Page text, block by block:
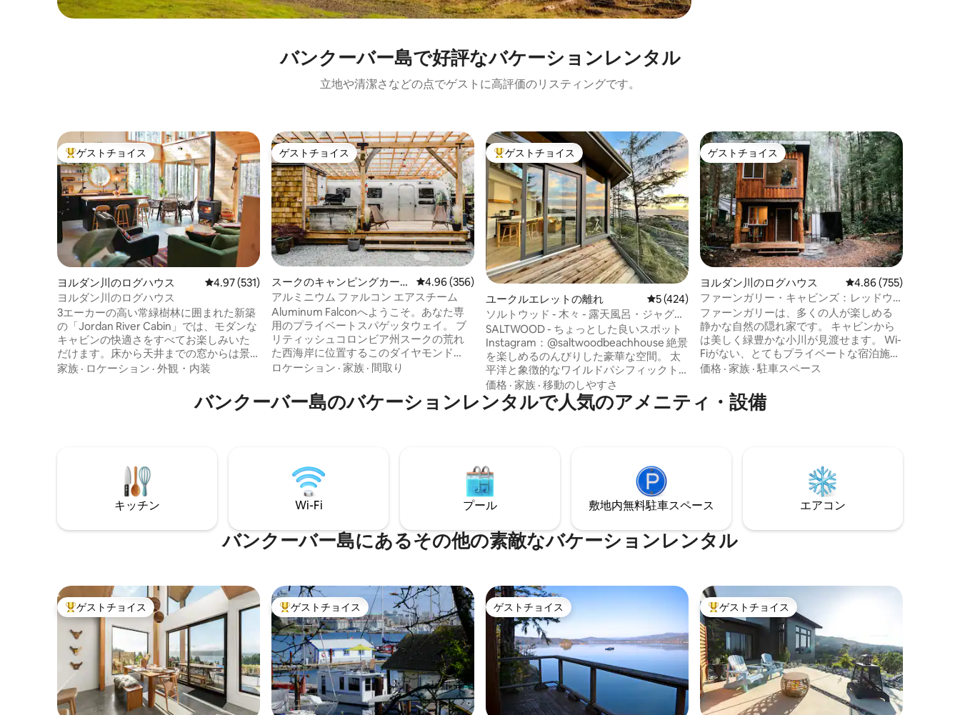
バンクーバー島で好評なバケーションレンタル
立地や清潔さなどの点でゲストに高評価のリスティングです。
大好評のゲストチョイスです。
ゲストチョイス
ヨルダン川のログハウス レビュー531件、5つ星中4.97つ星の平均評価
4.97 (531)
ヨルダン川のログハウス
3エーカーの高い常緑樹林に囲まれた新築
の「Jordan River Cabin」では、モダンな
キャビンの快適さをすべてお楽しみいた
だけます。床から天井までの窓からは景
色が見えます。 囲まれたデッキでバーベ
着火用の小枝と薪が付属しています。 オ
ープンコンセプトのキッチンには、必要
のシダーホットタブ、新しく追加された
瞑想デッキには、清潔なタオルとリネン
が用意されています！
家族 · ロケーション · 外観・内装
ゲストチョイス
ゲストチョイス
スークのキャンピングカー・
RV
レビュー356件、5つ星中4.96つ星の平均評価
4.96 (356)
アルミニウム ファルコン エアスチーム
Aluminum Falconへようこそ。あなた専
用のプライベートスパゲッタウェイ。 ブ
リティッシュコロンビア州スークの荒れ
た西海岸に位置するこのダイヤモンド
は、私たちを取り巻く自然の不思議への
ンランド式サウナ、屋外のファイヤーピ
ット、豪華なキングサイズベッド、爪足
ヴィンテージの真空管ラジオ、ボーズBT
サウンド、そしてすべての快適さ。 犬は
可。猫は不可。
ロケーション · 家族 · 間取り
大好評のゲストチョイスです。
ゲストチョイス
ユークルエレットの離れ レビュー424件、5つ星中5つ星の平均評価
5 (424)
ソルトウッド - 木々 - 露天風呂・ジャグジ
ー付き
SALTWOOD - ちょっとした良いスポット
Instagram：@saltwoodbeachhouse 絶景
を楽しめるのんびりした豪華な空間。 太
平洋と象徴的なワイルドパシフィックト
レイルのすぐそばにあります。 暖炉のそ
ばで嵐を眺めたり、専用のジャグジーか
ら夕日を眺めたりできます。 アメニテ
ジャグジー付きの専用デッキ、そしてそ
の景色。 大人4名様が快適に宿泊できま
す。もちろん、2名様にとっても完璧なロ
マンチックな隠れ家です。
価格 · 家族 · 移動のしやすさ
ゲストチョイス
ゲストチョイス
ヨルダン川のログハウス レビュー755件、5つ
4.86 (755)
ファーンガリー・キャビンズ：レッドウ
ッド・キャビン
ファーンガリーは、多くの人が楽しめる
静かな自然の隠れ家です。 キャビンから
は美しく緑豊かな小川が見渡せます。 Wi-
Fiがない、とてもプライベートな宿泊施設
です。 ゲストには、電源を切り、ブリテ
静けさをお楽しみいただくことをおすす
めしています。 キャビンから数分で、多
快適な眠りをお楽しみください！
Endy（カナダNo.1のマットレス）を装備:)
価格 · 家族 ·駐車スペース
バンクーバー島のバケーションレンタルで人気のアメニティ・設備
キッチン Wi-Fi プール 敷地内無料駐⁠車ス⁠ペ⁠ー⁠ス エアコン
バンクーバー島にあるその他の素敵なバケーションレンタル
大好評のゲストチョイスです。
ゲストチョイス 大好評のゲストチョイスです。
ゲストチョイス ゲストチョイス
ゲストチョイス 大好評のゲストチョイスです。
ゲストチョイス